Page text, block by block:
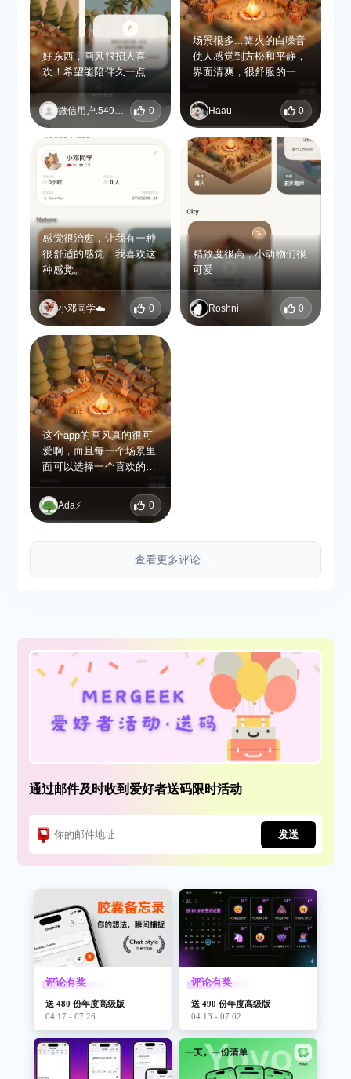
好东西，画风很招人喜
欢！希望能陪伴久一点
微信用户.549755 0
场景很多...篝火的白噪音
使人感觉到方松和平静，
界面清爽，很舒服的一个
Haau 0
感觉很治愈，让我有一种
很舒适的感觉，我喜欢这
种感觉。
小邓同学☁️ 0
精致度很高，小动物们很
可爱
Roshni 0
这个app的画风真的很可
爱啊，而且每一个场景里
面可以选择一个喜欢的位
伴更容易进入学习或者工
作的状态，实在是太棒了
Ada⚡️ 0
查看更多评论
通过邮件及时收到爱好者送码限时活动
发送
评论有奖
送 480 份年度高级版
04.17 - 07.26
评论有奖
送 490 份年度高级版
04.13 - 07.02